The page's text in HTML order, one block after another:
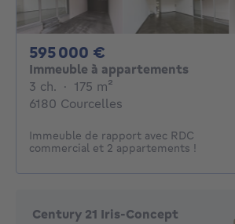
595 000 €
Immeuble à appartements
3 ch. 3 chambres
· 175 m²
6180 Courcelles
Immeuble de rapport avec RDC
commercial et 2 appartements !
Century 21 Iris-Concept